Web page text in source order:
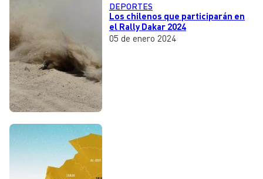
Deportes
Entretención y Cultura
Dato en Pauta
Contenido Patrocinado
DEPORTES
Los chilenos que participarán en
el Rally Dakar 2024
05 de enero 2024